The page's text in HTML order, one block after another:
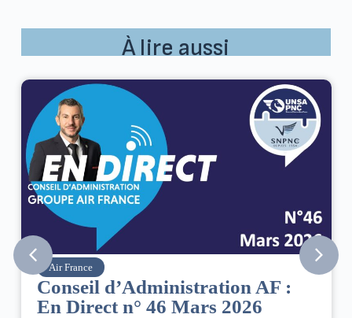
À lire aussi
Air France
Conseil d’Administration AF :
En Direct n° 46 Mars 2026